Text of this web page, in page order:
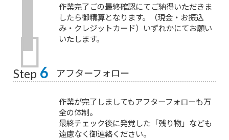
作業完了ごの最終確認にてご納得いただきま
したら御精算となります。（現金・お振込
み・クレジットカード）いずれかにてお願い
いたします。
Step 6 アフターフォロー
作業が完了しましてもアフターフォローも万
全の体制。
最終チェック後に発覚した「残り物」なども
遠慮なく御連絡ください。